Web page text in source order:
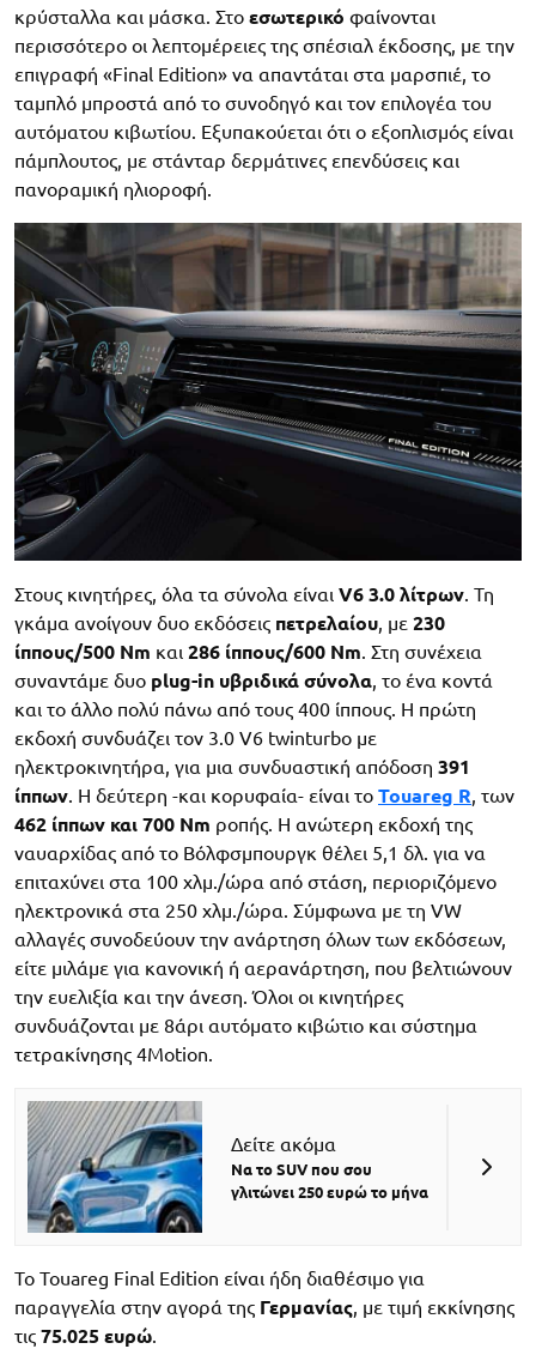
κρύσταλλα και μάσκα. Στο εσωτερικό φαίνονται
περισσότερο οι λεπτομέρειες της σπέσιαλ έκδοσης, με την
επιγραφή «Final Edition» να απαντάται στα μαρσπιέ, το
ταμπλό μπροστά από το συνοδηγό και τον επιλογέα του
αυτόματου κιβωτίου. Εξυπακούεται ότι ο εξοπλισμός είναι
πάμπλουτος, με στάνταρ δερμάτινες επενδύσεις και
πανοραμική ηλιοροφή.
Στους κινητήρες, όλα τα σύνολα είναι V6 3.0 λίτρων. Τη
γκάμα ανοίγουν δυο εκδόσεις πετρελαίου, με 230
ίππους/500 Nm και 286 ίππους/600 Nm. Στη συνέχεια
συναντάμε δυο plug-in υβριδικά σύνολα, το ένα κοντά
και το άλλο πολύ πάνω από τους 400 ίππους. Η πρώτη
εκδοχή συνδυάζει τον 3.0 V6 twinturbo με
ηλεκτροκινητήρα, για μια συνδυαστική απόδοση 391
ίππων. Η δεύτερη -και κορυφαία- είναι το Touareg R, των
462 ίππων και 700 Nm ροπής. Η ανώτερη εκδοχή της
ναυαρχίδας από το Βόλφσμπουργκ θέλει 5,1 δλ. για να
επιταχύνει στα 100 χλμ./ώρα από στάση, περιοριζόμενο
ηλεκτρονικά στα 250 χλμ./ώρα. Σύμφωνα με τη VW
αλλαγές συνοδεύουν την ανάρτηση όλων των εκδόσεων,
είτε μιλάμε για κανονική ή αερανάρτηση, που βελτιώνουν
την ευελιξία και την άνεση. Όλοι οι κινητήρες
συνδυάζονται με 8άρι αυτόματο κιβώτιο και σύστημα
τετρακίνησης 4Motion.
Δείτε ακόμα
Να το SUV που σου
γλιτώνει 250 ευρώ το μήνα
Το Touareg Final Edition είναι ήδη διαθέσιμο για
παραγγελία στην αγορά της Γερμανίας, με τιμή εκκίνησης
τις 75.025 ευρώ.